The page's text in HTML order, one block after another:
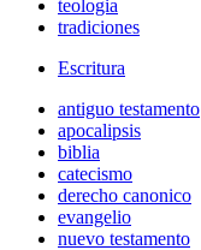
teologia
tradiciones
Escritura
antiguo testamento
apocalipsis
biblia
catecismo
derecho canonico
evangelio
nuevo testamento